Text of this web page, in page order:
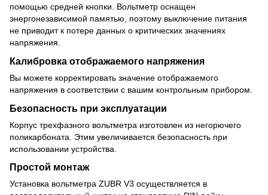
помощью средней кнопки. Вольтметр оснащен
энергонезависимой памятью, поэтому выключение питания
не приводит к потере данных о критических значениях
напряжения.
Калибровка отображаемого напряжения
Вы можете корректировать значение отображаемого
напряжения в соответствии с вашим контрольным прибором.
Безопасность при эксплуатации
Корпус трехфазного вольтметра изготовлен из негорючего
поликарбоната. Этим увеличивается безопасность при
использовании устройства.
Простой монтаж
Установка вольтметра ZUBR V3 осуществляется в